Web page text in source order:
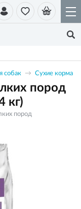
собак Сухие корма
пород
кг)
пород